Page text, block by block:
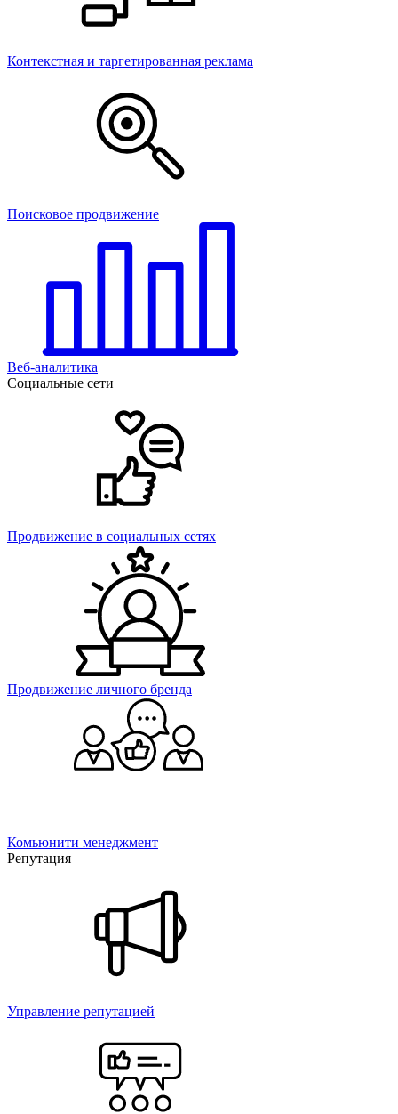
Контекстная и таргетированная реклама
Поисковое продвижение
Веб-аналитика
Социальные сети
Продвижение в социальных сетях
Продвижение личного бренда
Комьюнити менеджмент
Репутация
Управление репутацией